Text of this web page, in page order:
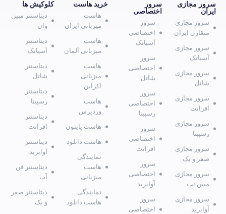
سرور مجازی
ایران
سرور مجازی
متقارن ایران
سرور مجازی
آسیاتک
سرور مجازی
شاتل
سرور مجازی
افرانت
سرور مجازی
رسپینا
سرور مجازی
صفر و یک
سرور مجازی
مبین نت
سرور مجازی
آوابرید
سرور
اختصاصی
سرور
اختصاصی
آسیاتک
سرور
اختصاصی
شاتل
سرور
اختصاصی
رسپینا
سرور
اختصاصی
افرانت
سرور
اختصاصی
آوابرید
سرور
اختصاصی
خرید هاست
هاست
میزبانی ایران
هاست
میزبانی آلمان
هاست
میزبانی
اکراین
هاست
وردپرس
هاست پایتون
هاست دانلود
نمایندگی
هاست
میزبانی
نمایندگی
هاست دانلود
کلوکیش ها
دیتاسنتر مبین
وان
دیتاسنتر
آسیاتک
دیتاسنتر
شاتل
دیتاسنتر
رسپینا
دیتاسنتر
افرانت
دیتاسنتر
آوابرید
دیتاسنتر فن
آپ
دیتاسنتر صفر
و یک